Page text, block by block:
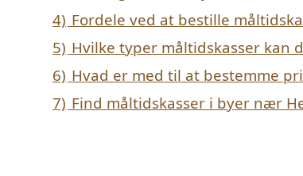
4) Fordele ved at bestille
5) Hvilke typer måltidskasser kan
6) Hvad er med til at bestemme
7) Find måltidskasser i byer nær